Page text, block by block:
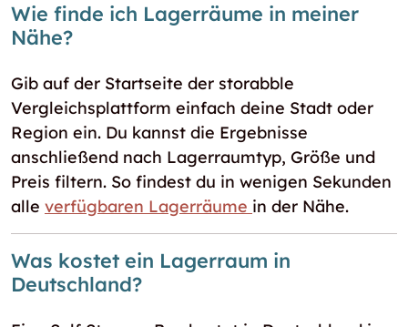
Wie finde ich Lagerräume in meiner
Nähe?
Gib auf der Startseite der storabble
Vergleichsplattform einfach deine Stadt oder
Region ein. Du kannst die Ergebnisse
anschließend nach Lagerraumtyp, Größe und
Preis filtern. So findest du in wenigen Sekunden
alle verfügbaren Lagerräume in der Nähe.
Was kostet ein Lagerraum in
Deutschland?